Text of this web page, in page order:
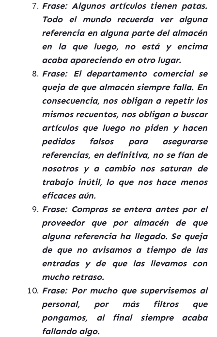
Frase: Algunos artículos tienen patas.
Todo el mundo recuerda ver alguna
referencia en alguna parte del almacén
en la que luego, no está y encima
acaba apareciendo en otro lugar.
Frase: El departamento comercial se
queja de que almacén siempre falla. En
consecuencia, nos obligan a repetir los
mismos recuentos, nos obligan a buscar
artículos que luego no piden y hacen
pedidos falsos para asegurarse
referencias, en definitiva, no se fían de
nosotros y a cambio nos saturan de
trabajo inútil, lo que nos hace menos
eficaces aún.
Frase: Compras se entera antes por el
proveedor que por almacén de que
alguna referencia ha llegado. Se queja
de que no avisamos a tiempo de las
entradas y de que las llevamos con
mucho retraso.
Frase: Por mucho que supervisemos al
personal, por más filtros que
pongamos, al final siempre acaba
fallando algo.